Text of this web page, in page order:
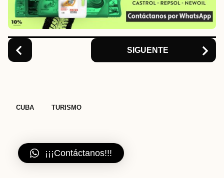
o
n
SIGUENTE
CUBA TURISMO
¡¡¡Contáctanos!!!